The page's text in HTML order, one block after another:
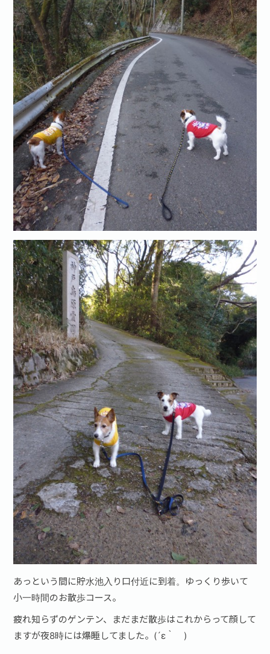
あっという間に貯水池入り口付近に到着。ゆっくり歩いて
小一時間のお散歩コース。
疲れ知らずのゲンテン、まだまだ散歩はこれからって顔して
ますが夜8時には爆睡してました。(´ε｀ )